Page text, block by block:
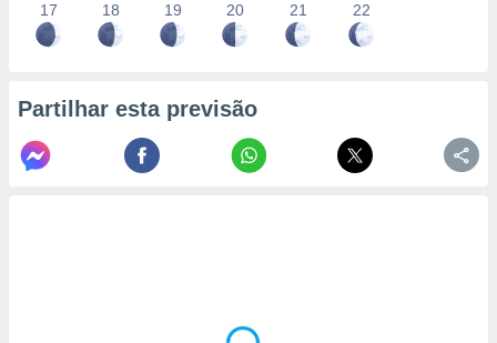
17 18 19 20 21 22
Partilhar esta previsão